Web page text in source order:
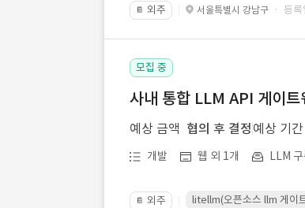
📔 외주 서울특별시 강남구 · 등
모집 중
사내 통합 LLM API 게이트
예상 금액 협의 후 결정 예상 기간
개발 웹 외 1개 LLM
📔 외주 litellm(오픈소스 llm 게이